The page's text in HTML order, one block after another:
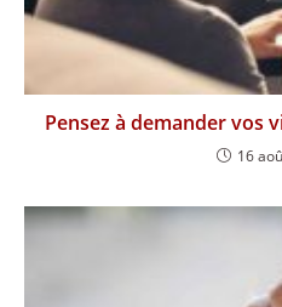
Pensez à demander vos
16